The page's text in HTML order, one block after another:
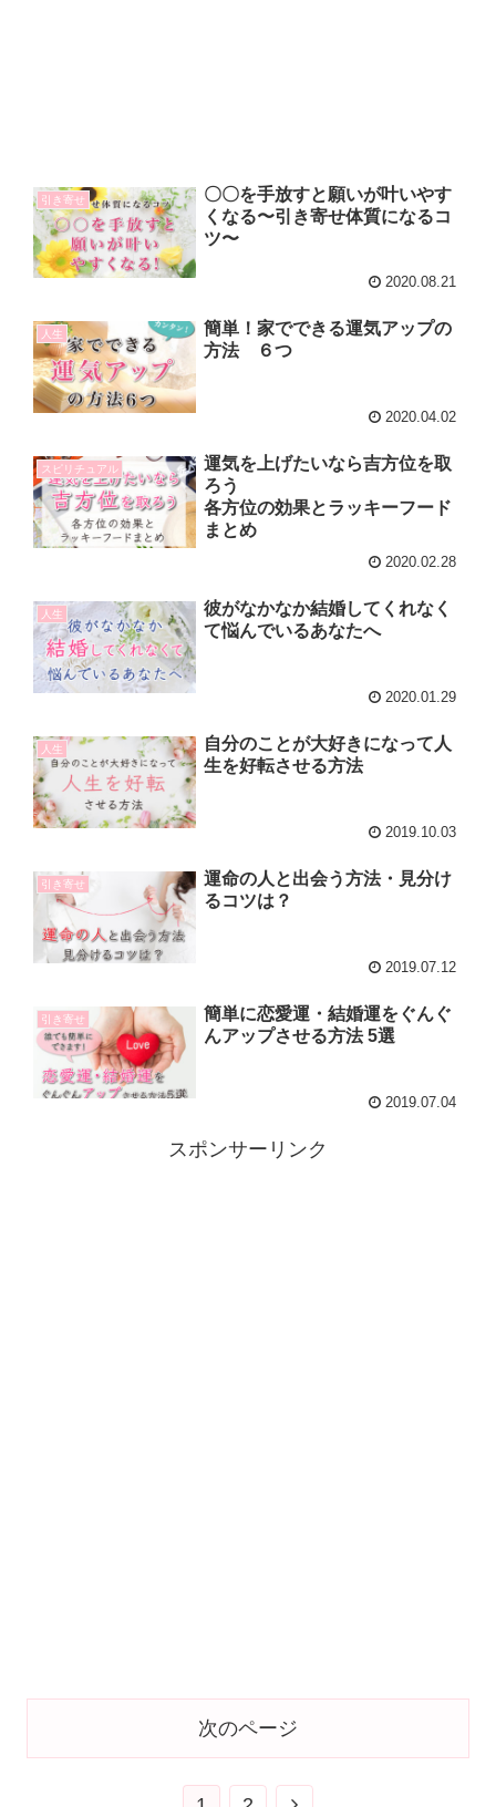
引き寄せ
〇〇を手放すと願いが叶いやす
くなる〜引き寄せ体質になるコ
ツ〜
2020.08.21
人生
簡単！家でできる運気アップの
方法 ６つ
2020.04.02
スピリチュアル
運気を上げたいなら吉方位を取
ろう
各方位の効果とラッキーフード
まとめ
2020.02.28
人生
彼がなかなか結婚してくれなく
て悩んでいるあなたへ
2020.01.29
人生
自分のことが大好きになって人
生を好転させる方法
2019.10.03
引き寄せ
運命の人と出会う方法・見分け
るコツは？
2019.07.12
引き寄せ
簡単に恋愛運・結婚運をぐんぐ
んアップさせる方法 5選
2019.07.04
スポンサーリンク
次のページ